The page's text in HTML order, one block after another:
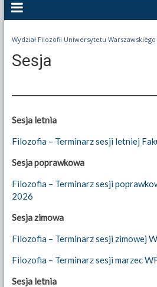
Wydział Filozofii Uniwersytetu Warszawskiego
Sesja
Sesja letnia
Filozofia – Terminarz sesji letniej
Sesja poprawkowa
Filozofia – Terminarz sesji
2026
Sesja zimowa
Filozofia – Terminarz sesji zimowej
Filozofia – Terminarz sesji marzec
Sesja letnia